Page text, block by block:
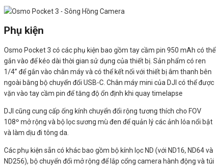
Phụ kiện
Osmo Pocket 3 có các phụ kiện bao gồm tay cầm pin 950 mAh có thể
gắn vào để kéo dài thời gian sử dụng của thiết bị. Sản phẩm có ren
1/4” để gắn vào chân máy và có thể kết nối với thiết bị âm thanh bên
ngoài bằng bộ chuyển đổi USB-C. Chân máy mini của DJI có thể được
vặn vào tay cầm pin để tăng độ ổn định khi quay timelapse
DJI cũng cung cấp ống kính chuyển đổi rộng tương thích cho FOV
108º mở rộng và bộ lọc sương mù đen để quản lý các ảnh lóa nổi bật
và làm dịu đi tông da.
Các phụ kiện sẵn có khác bao gồm bộ kính lọc ND (với ND16, ND64 và
ND256), bộ chuyển đổi mở rộng để lắp cổng camera hành động và túi